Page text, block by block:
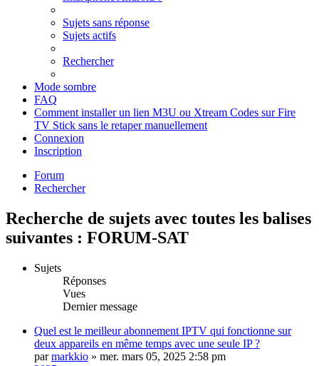
Sujets sans réponse
Sujets actifs
Rechercher
Mode sombre
FAQ
Comment installer un lien M3U ou Xtream Codes sur Fire
TV Stick sans le retaper manuellement
Connexion
Inscription
Forum
Rechercher
Recherche de sujets avec toutes les balises
suivantes : FORUM-SAT
Sujets
Réponses
Vues
Dernier message
Quel est le meilleur abonnement IPTV qui fonctionne sur
deux appareils en même temps avec une seule IP ?
parmarkkio » mer. mars 05, 2025 2:58 pm